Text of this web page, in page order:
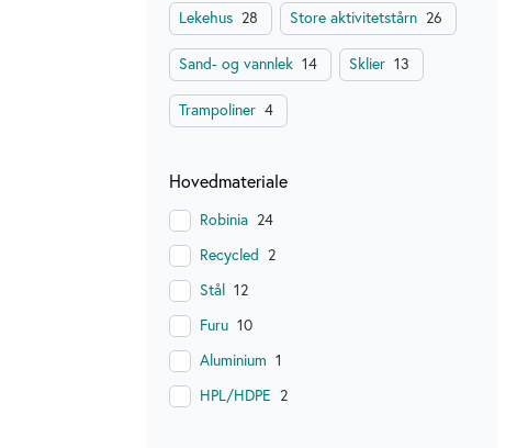
Lekehus 28 Store aktivitetstårn 26
Sand- og vannlek 14 Sklier 13
Trampoliner 4
Hovedmateriale
Robinia 24
Recycled 2
Stål 12
Furu 10
Aluminium 1
HPL/HDPE 2